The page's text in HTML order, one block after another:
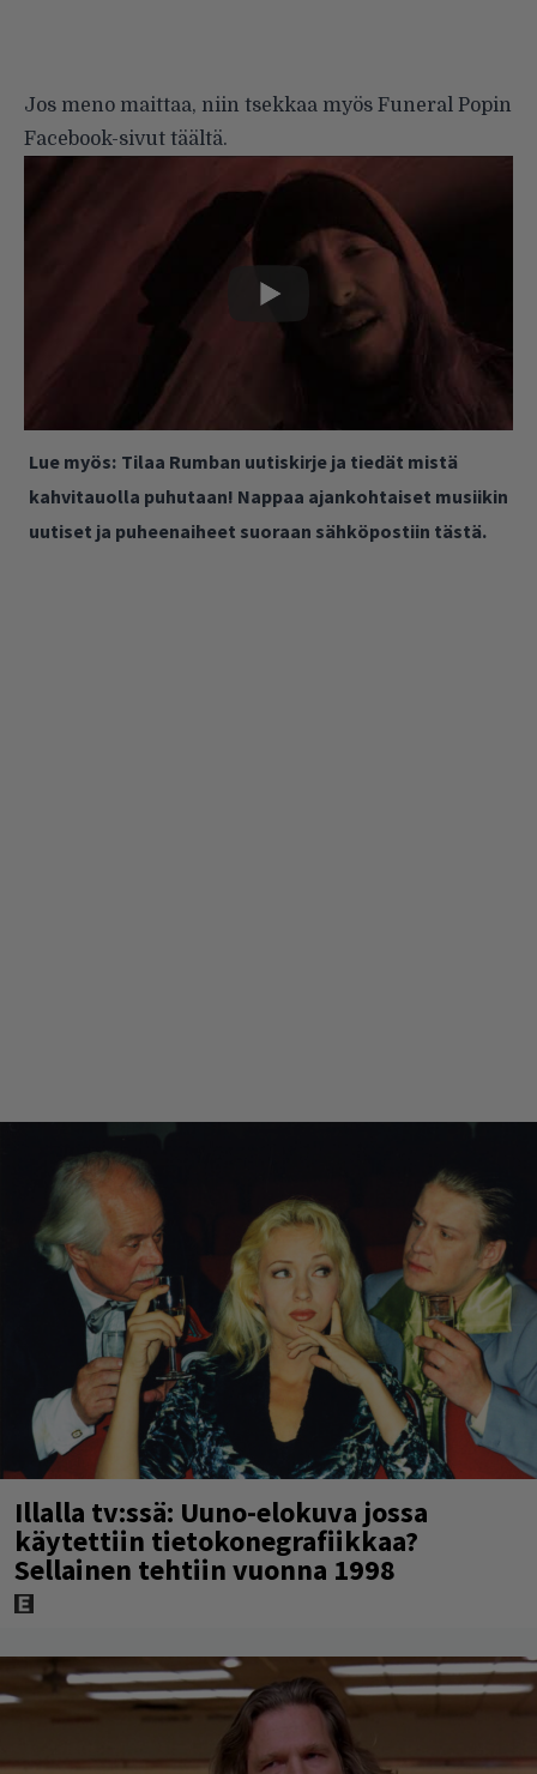
Jos meno maittaa, niin tsekkaa myös Funeral Popin
Facebook-sivut täältä.
Lue myös: Tilaa Rumban uutiskirje ja tiedät mistä
kahvitauolla puhutaan! Nappaa ajankohtaiset musiikin
uutiset ja puheenaiheet suoraan sähköpostiin tästä.
Illalla tv:ssä: Uuno-elokuva jossa
käytettiin tietokonegrafiikkaa?
Sellainen tehtiin vuonna 1998